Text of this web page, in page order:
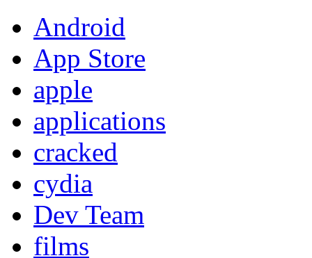
Android
App Store
apple
applications
cracked
cydia
Dev Team
films